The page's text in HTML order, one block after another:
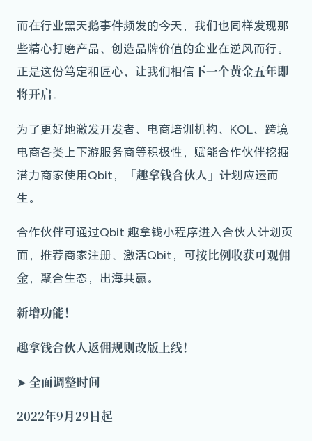
而在行业黑天鹅事件频发的今天，我们也同样发现那
些精心打磨产品、创造品牌价值的企业在逆风而行。
正是这份笃定和匠心，让我们相信下一个黄金五年即
将开启。
为了更好地激发开发者、电商培训机构、KOL、跨境
电商各类上下游服务商等积极性，赋能合作伙伴挖掘
潜力商家使用Qbit，
「趣拿钱合伙人」 计划应运而
生。
合作伙伴可通过Qbit 趣拿钱小程序进入合伙人计划页
面，推荐商家注册、激活Qbit，可按比例收获可观佣
金，聚合生态，出海共赢。
新增功能！
趣拿钱合伙人返佣规则改版上线！
➤ 全面调整时间
2022年9月29日起